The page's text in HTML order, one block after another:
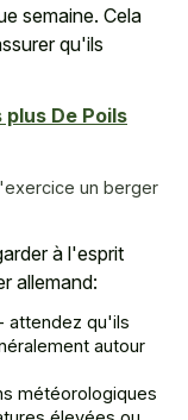
semaine. Cela
qu'ils
De Poils
un berger
à l'esprit
allemand:
attendez qu'ils
autour
météorologiques